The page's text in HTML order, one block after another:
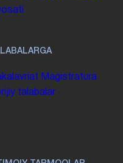
Magistratura
talabalar